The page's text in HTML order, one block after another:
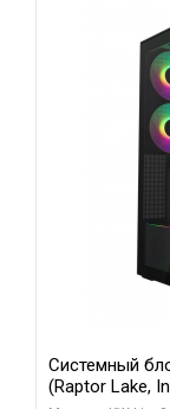
Системный
(Raptor Lake,